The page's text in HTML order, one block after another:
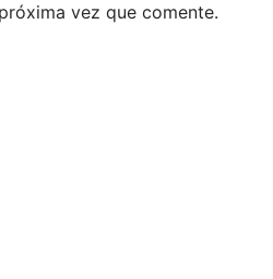
vez que comente.